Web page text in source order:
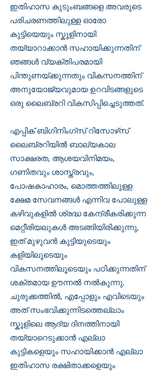
ഇതിഹാസ കുടുംബങ്ങളെ അവരുടെ
പരിചരണത്തിലുള്ള ഓരോ
കുട്ടിയെയും സ്കൂളിനായി
തയ്യാറാക്കാൻ സഹായിക്കുന്നതിന്
ഞങ്ങൾ വ്യക്തിപരമായി
പിന്തുണയ്ക്കുന്നതും വികസനത്തിന്
അനുയോജ്യവുമായ ഉറവിടങ്ങളുടെ
ഒരു ലൈബ്രറി വികസിപ്പിച്ചെടുത്തത്.
എപ്പിക് ബിഗിനിംഗ്സ് റിസോഴ്‌സ്
ലൈബ്രറിയിൽ ബാല്യകാല
സാക്ഷരത, ആശയവിനിമയം,
ഗണിതവും ശാസ്ത്രവും,
പോഷകാഹാരം, മൊത്തത്തിലുള്ള
ക്ഷേമ സേവനങ്ങൾ എന്നിവ പോലുള്ള
കഴിവുകളിൽ ശ്രദ്ധ കേന്ദ്രീകരിക്കുന്ന
മെറ്റീരിയലുകൾ അടങ്ങിയിരിക്കുന്നു,
ഇത് മുഴുവൻ കുട്ടിയുടെയും
കളിയിലൂടെയും
വികസനത്തിലൂടെയും പഠിക്കുന്നതിന്
ശക്തമായ ഊന്നൽ നൽകുന്നു.
ചുരുക്കത്തിൽ, എപ്പോളും എവിടെയും
അത് സംഭവിക്കുന്നിടത്തെല്ലാം
സ്കൂളിലെ ആദ്യ ദിനത്തിനായി
തയ്യാറെടുക്കാൻ എല്ലാ
കുട്ടികളെയും സഹായിക്കാൻ എല്ലാ
ഇതിഹാസ രക്ഷിതാക്കളെയും